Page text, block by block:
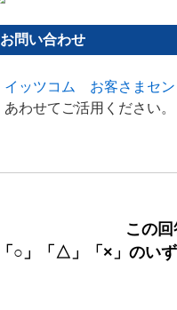
お問い合わせ
イッツコム お客さまセン
あわせてご活用ください。
この
「○」「△」「×」のい